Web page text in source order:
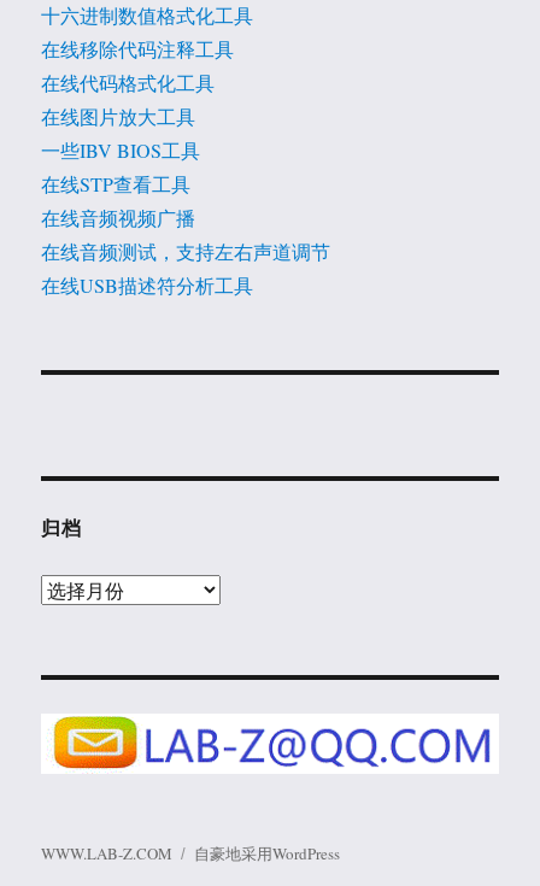
十六进制数值格式化工具
在线移除代码注释工具
在线代码格式化工具
在线图片放大工具
一些IBV BIOS工具
在线STP查看工具
在线音频视频广播
在线音频测试，支持左右声道调节
在线USB描述符分析工具
归档
归
WWW.LAB-Z.COM 自豪地采用WordPress